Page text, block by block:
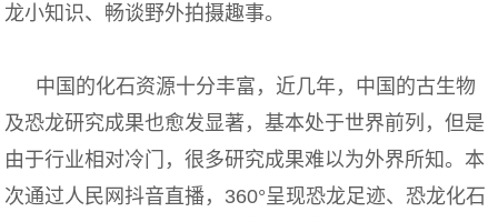
龙小知识、畅谈野外拍摄趣事。
中国的化石资源十分丰富，近几年，中国的古生物
及恐龙研究成果也愈发显著，基本处于世界前列，但是
由于行业相对冷门，很多研究成果难以为外界所知。本
次通过人民网抖音直播，360°呈现恐龙足迹、恐龙化石